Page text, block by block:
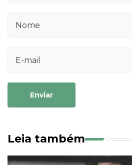
Enviar
Leia também